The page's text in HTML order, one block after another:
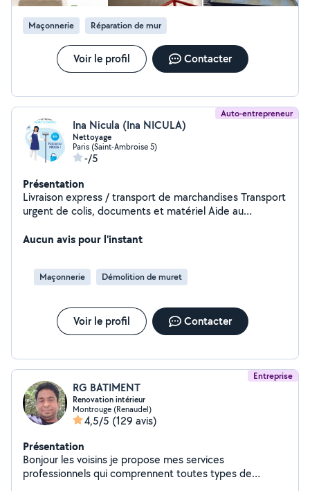
Maçonnerie Réparation de mur
Voir le profil Contacter
Auto-entrepreneur
Ina Nicula (Ina NICULA)
Nettoyage
Paris (Saint-Ambroise 5)
-/5
Présentation
Livraison express / transport de marchandises Transport
urgent de colis, documents et matériel Aide au
bureaux et locaux professionnels Nettoyage
chantier / remise en é
Aucun avis pour l'instant
Maçonnerie Démolition de muret
Voir le profil Contacter
Entreprise
RG BATIMENT
Renovation intérieur
Montrouge (Renaudel)
4,5/5 (129 avis)
Présentation
Bonjour les voisins je propose mes services
professionnels qui comprennent toutes types de